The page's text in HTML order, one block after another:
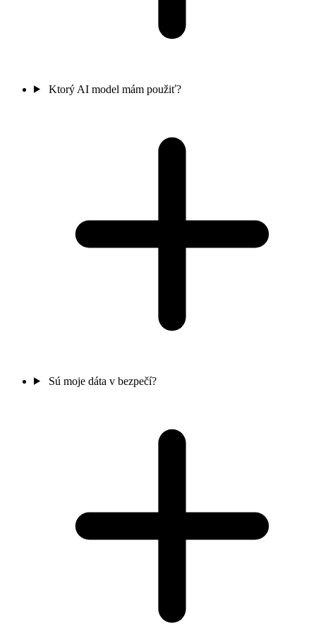
Ktorý AI model mám použiť?
Sú moje dáta v bezpečí?